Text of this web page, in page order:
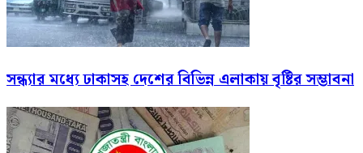
সন্ধ্যার মধ্যে ঢাকাসহ দেশের বিভিন্ন এলাকায় বৃষ্টির সম্ভাবনা